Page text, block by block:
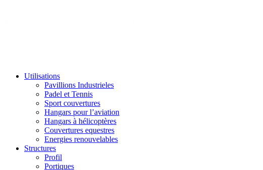
Utilisations
Pavillions Industrieles
Padel et Tennis
Sport couvertures
Hangars pour l’aviation
Hangars à hélicoptères
Couvertures equestres
Energies renouvelables
Structures
Profil
Portiques